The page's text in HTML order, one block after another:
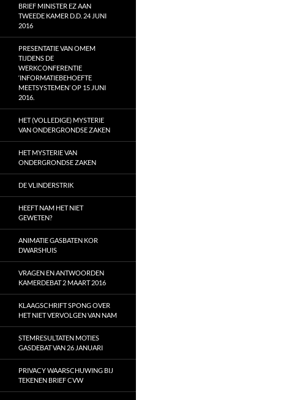
BRIEF MINISTER EZ AAN
TWEEDE KAMER D.D. 24 JUNI
2016
PRESENTATIE VAN OMEM
TIJDENS DE
WERKCONFERENTIE
‘INFORMATIEBEHOEFTE
MEETSYSTEMEN’ OP 15 JUNI
2016.
HET (VOLLEDIGE) MYSTERIE
VAN ONDERGRONDSE ZAKEN
HET MYSTERIE VAN
ONDERGRONDSE ZAKEN
DE VLINDERSTRIK
HEEFT NAM HET NIET
GEWETEN?
ANIMATIE GASBATEN KOR
DWARSHUIS
VRAGEN EN ANTWOORDEN
KAMERDEBAT 2 MAART 2016
KLAAGSCHRIFT SPONG OVER
HET NIET VERVOLGEN VAN NAM
STEMRESULTATEN MOTIES
GASDEBAT VAN 26 JANUARI
PRIVACY WAARSCHUWING BIJ
TEKENEN BRIEF CVW